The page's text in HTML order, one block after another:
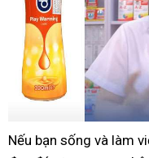
Nếu bạn sống và làm